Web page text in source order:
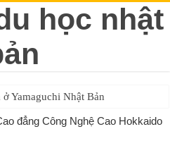
Yamaguchi Nhật Bản
đẳng Công Nghệ Cao Hokkaido